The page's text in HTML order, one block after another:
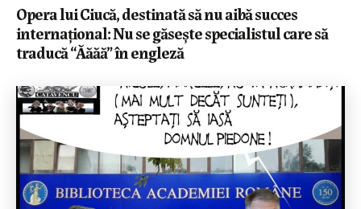
Opera lui Ciucă, destinată să nu aibă succes
internațional: Nu se găsește specialistul care să
traducă “Ăăăă” în engleză